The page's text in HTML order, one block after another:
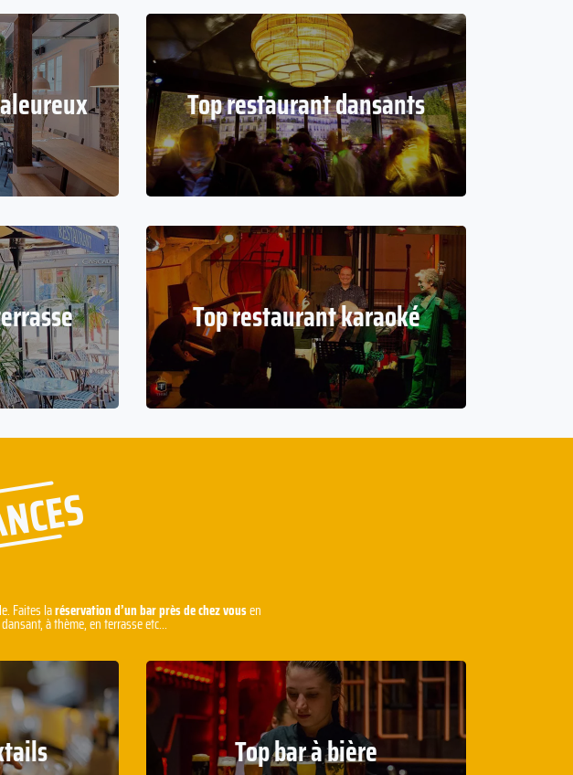
Top restaurant dansants
Top restaurant karaoké
Faites laréservation d’un bar près de chez vousen
à thème, en terrasse etc...
Top bar à bière